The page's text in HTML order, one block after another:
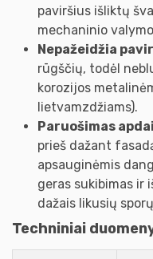
paviršius išliktų
mechaninio
Nepažeidžia
rūgščių, todėl
korozijos
lietvamzdžiams).
Paruošimas
prieš dažant
apsauginėmis
geras sukibimas ir
dažais likusių
Techniniai